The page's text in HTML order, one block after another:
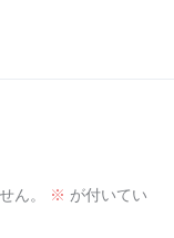
ん。 ※ が付いてい